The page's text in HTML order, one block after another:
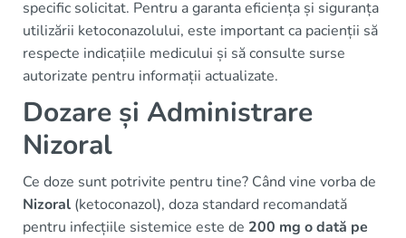
specific solicitat. Pentru a garanta eficiența și siguranța
utilizării ketoconazolului, este important ca pacienții să
respecte indicațiile medicului și să consulte surse
autorizate pentru informații actualizate.
Dozare și Administrare
Nizoral
Ce doze sunt potrivite pentru tine? Când vine vorba de
Nizoral (ketoconazol), doza standard recomandată
pentru infecțiile sistemice este de 200 mg o dată pe